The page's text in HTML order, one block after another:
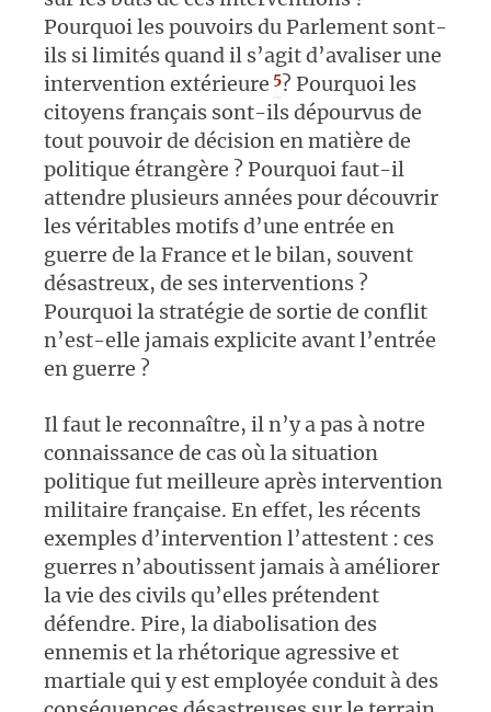
Pourquoi les pouvoirs du Parlement sont-
ils si limités quand il s’agit d’avaliser une
intervention extérieure 5? Pourquoi les
citoyens français sont-ils dépourvus de
tout pouvoir de décision en matière de
politique étrangère ? Pourquoi faut-il
attendre plusieurs années pour découvrir
les véritables motifs d’une entrée en
guerre de la France et le bilan, souvent
désastreux, de ses interventions ?
Pourquoi la stratégie de sortie de conflit
n’est-elle jamais explicite avant l’entrée
en guerre ?
Il faut le reconnaître, il n’y a pas à notre
connaissance de cas où la situation
politique fut meilleure après intervention
militaire française. En effet, les récents
exemples d’intervention l’attestent : ces
guerres n’aboutissent jamais à améliorer
la vie des civils qu’elles prétendent
défendre. Pire, la diabolisation des
ennemis et la rhétorique agressive et
martiale qui y est employée conduit à des